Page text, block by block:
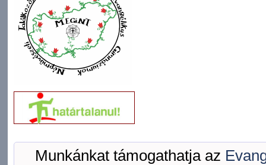
Munkánkat támogathatja az